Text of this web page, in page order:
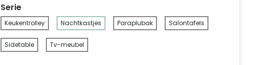
Serie
Keukentrolley Nachtkastjes Paraplubak Salontafels
Sidetable Tv-meubel